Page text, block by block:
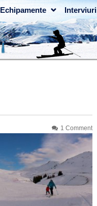
Echipamente Interviuri
1 Comment